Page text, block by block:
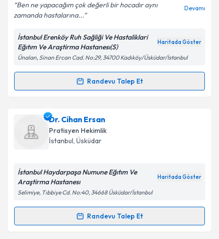
Kişisel verilerimin işlenmesine ilişkin
Aydınlatma
Metni'ni okudum ve kişisel verilerimin belirtilen
kapsamda işlenmesini kabul ediyorum.
Takvim Talebini Gönder
Ben ne yapacağım çok değerli bir hocadır aynı
zamanda hastalarına...
Devamı
İstanbul Erenköy Ruh Sağliği Ve Hastaliklari
Eğıtım Ve Araştirma Hastanesı(S)
Haritada Göster
Ünalan, Sinan Ercan Cad. No:29, 34700 Kadıköy/Üsküdar/İstanbul
Randevu Talep Et
Randevu Takvimi Talebi
Dr. Berna Güler Dündar
oluşturun. Size bu uzmandan randevu almanız için bir
takvim hazırlandığında e-posta ile bilgilendireceğiz.
Kişisel verilerimin işlenmesine ilişkinAydınlatma
'ni okudum ve kişisel verilerimin belirtilen
kapsamda işlenmesini kabul ediyorum.
Dr. Cihan Ersan
Pratisyen Hekimlik
İstanbul, Üsküdar
İstanbul Haydarpaşa Numune Eğıtım Ve
Araştirma Hastanesı
Haritada Göster
Selimiye, Tıbbiye Cd. No:40, 34668 Üsküdar/İstanbul
Randevu Talep Et
Randevu Takvimi Talebi